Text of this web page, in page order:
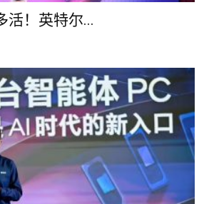
活！英特尔...